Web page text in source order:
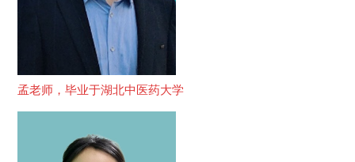
孟老师，毕业于湖北中医药大学